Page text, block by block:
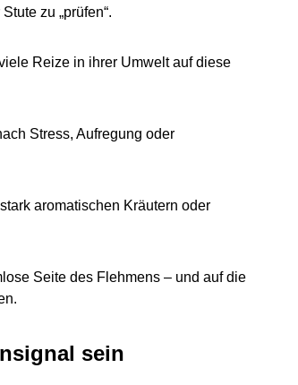
zu „prüfen“.
Reize in ihrer Umwelt auf diese
Stress, Aufregung oder
aromatischen Kräutern oder
Seite des Flehmens – und auf die
sein